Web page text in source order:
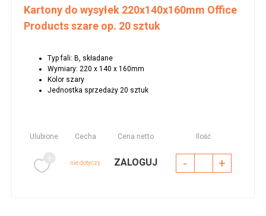
Kartony do wysyłek 220x140x160mm Office
Products szare op. 20 sztuk
Typ fali: B, składane
Wymiary: 220 x 140 x 160mm
Kolor szary
Jednostka sprzedaży 20 sztuk
Ulubione Cecha Cena netto Ilość
nie dotyczy ZALOGUJ - +